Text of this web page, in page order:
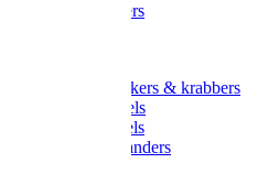
Tuinkrabbers
Onkruidstekers & krabbers
Hartschoffels
Ruitschoffels
Onkruidbranders